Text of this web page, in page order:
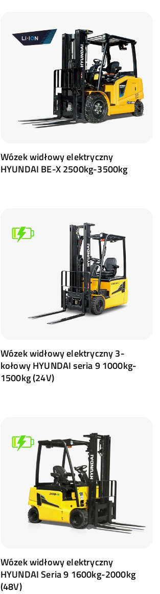
Wózek widłowy elektryczny
HYUNDAI BE-X 2500kg-3500kg
Wózek widłowy elektryczny 3-
kołowy HYUNDAI seria 9 1000kg-
1500kg (24V)
Wózek widłowy elektryczny
HYUNDAI Seria 9 1600kg-2000kg
(48V)